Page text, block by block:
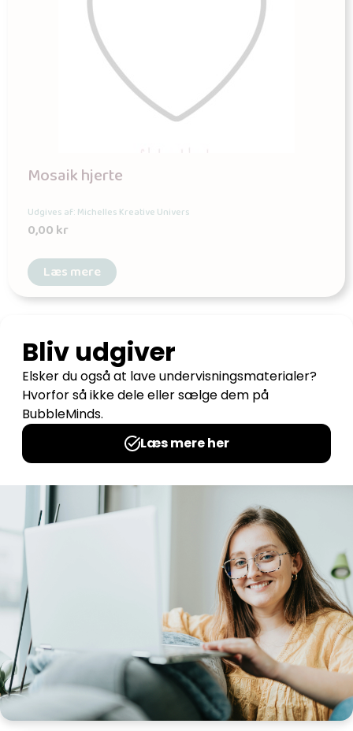
Mosaik hjerte
Udgives af: Michelles Kreative Univers
0,00kr
Læs mere
Sjove dyr malebog
Udgives af: Michelles Kreative Univers
0,00
Læs mere